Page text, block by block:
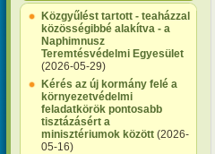
Közgyűlést tartott - teaházzal
közösségibbé alakítva - a
Naphimnusz
Teremtésvédelmi Egyesület
(2026-05-29)
Kérés az új kormány felé a
környezetvédelmi
feladatkörök pontosabb
tisztázásért a
minisztériumok között (2026-
05-16)